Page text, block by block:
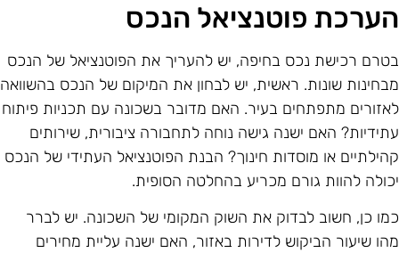
פוטנציאל הנכס
רכישת נכס בחיפה, יש להעריך את הפוטנציאל של הנכס
שונות. ראשית, יש לבחון את המיקום של הנכס בהשוואה
מתפתחים בעיר. האם מדובר בשכונה עם תכניות פיתוח
האם ישנה גישה נוחה לתחבורה ציבורית, שירותים
או מוסדות חינוך? הבנת הפוטנציאל העתידי של הנכס
להוות גורם מכריע בהחלטה הסופית.
כן, חשוב לבדוק את השוק המקומי של השכונה. יש לברר
שיעור הביקוש לדירות באזור, האם ישנה עליית מחירים